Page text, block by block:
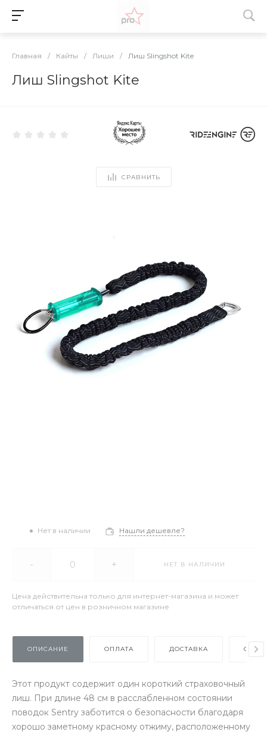
Главная / Кайты / Лиши / Лиш Slingshot Kite
Лиш Slingshot Kite
СРАВНИТЬ
Нет в наличии Нашли дешевле?
- + НЕТ В НАЛИЧИИ
Цена действительна только для интернет-магазина и может
отличаться от цен в розничном магазине
ОПИСАНИЕ ОПЛАТА ДОСТАВКА
Этот продукт содержит один короткий страховочный
лиш. При длине 48 см в расслабленном состоянии
поводок Sentry заботится о безопасности благодаря
хорошо заметному красному отжиму, расположенному